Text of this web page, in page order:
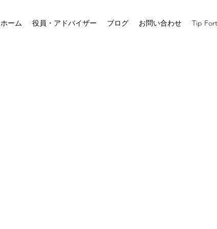
ホーム 役員・アドバイザー ブログ お問い合わせ Tip